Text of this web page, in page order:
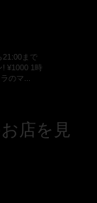
21:00まで
¥1000 1時
のマ...
店を見